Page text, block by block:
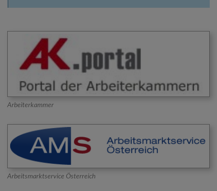
Arbeiterkammer
Arbeitsmarktservice Österreich